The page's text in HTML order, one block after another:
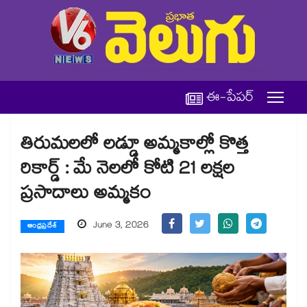
ఈ-పేపర్
తిరుమలలో లడ్డూ అమ్మకాల్లో కొత్త
రికార్డ్ : మే నెలలో కోటి 21 లక్షల
ప్రసాదాలు అమ్మకం
ఆంధ్రప్రదేశ్ June 3, 2026